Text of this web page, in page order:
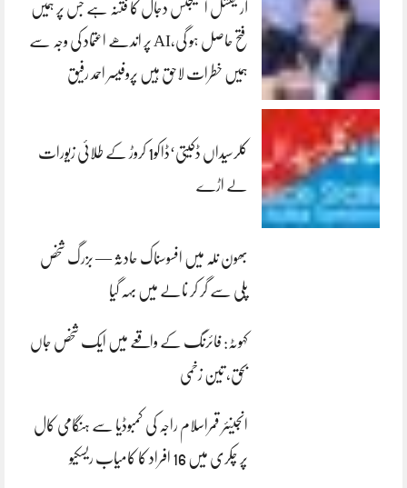
آرٹیفشل انٹلیجنس دجال کا فتنہ ہے جس پر ہمیں
فتح حاصل ہو گی،AI پر اندھے اعتماد کی وجہ سے
ہمیں خطرات لاحق ہیں پروفیسر احمد رفیق
کلرسیداں ڈکیتی‘ڈاکو1 کروڑ کے طلائی زیورات
لے اڑے
بھون نلہ میں افسوسناک حادثہ — بزرگ شخص
پلی سے گر کر نالے میں بہہ گیا
کہوٹہ: فائرنگ کے واقعے میں ایک شخص جاں
بحق، تین زخمی
انجینئر قمراسلام راجہ کی کمبوڈیا سے ہنگامی کال
پر چکری میں 16 افراد کا کامیاب ریسکیو